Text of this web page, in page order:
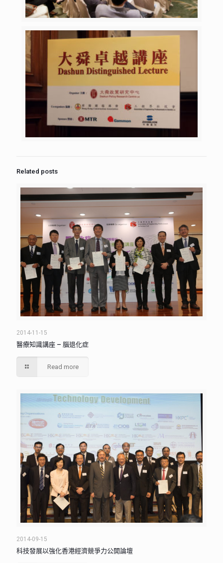
Related posts
2014-11-15
醫療知識講座 – 腦退化症
Read more
2014-09-15
科技發展以強化香港經濟競爭力公開論壇